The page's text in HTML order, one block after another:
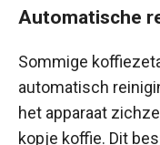
Automatische
Sommige
automatisch
het apparaat
kopje koffie. Dit